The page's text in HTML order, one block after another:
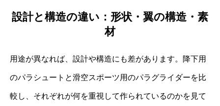
設計と構造の違い：形状・翼の構造・素
材
用途が異なれば、設計や構造にも差があります。降下用
のパラシュートと滑空スポーツ用のパラグライダーを比
較し、それぞれが何を重視して作られているのかを見て